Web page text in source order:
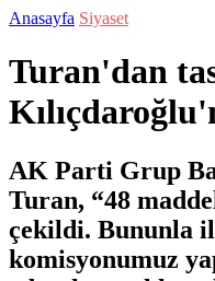
Anasayfa Siyaset
Turan'dan
AK Parti Grup
Turan, “48
çekildi. Bununla
komisyonumuz